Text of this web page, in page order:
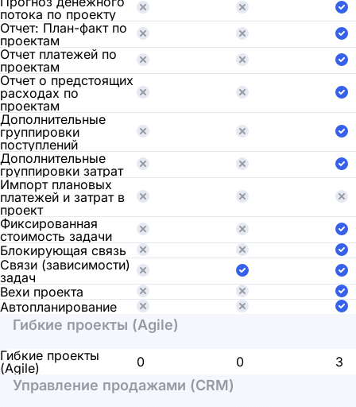
потока по проекту
Отчет: План-факт по
проектам
Отчет платежей по
проектам
Отчет о предстоящих
расходах по
проектам
Дополнительные
группировки
поступлений
Дополнительные
группировки затрат
Импорт плановых
платежей и затрат в
проект
Фиксированная
стоимость задачи
Блокирующая связь
Связи (зависимости)
задач
Вехи проекта
Автопланирование
Гибкие проекты (Agile)
Гибкие проекты
(Agile)
0 0 3
Управление продажами (CRM)